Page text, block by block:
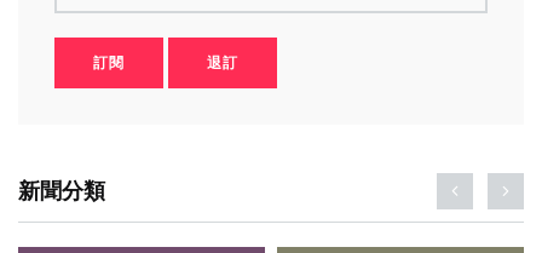
訂閱 退訂
新聞分類